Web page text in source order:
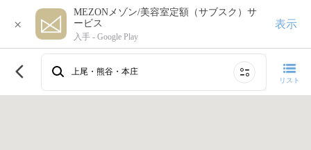
×
MEZONメゾン/美容室定額（サブスク）サ
ービス
入手 - Google Play
表示
上尾・熊谷・本庄
リスト
このエリアで再検索する